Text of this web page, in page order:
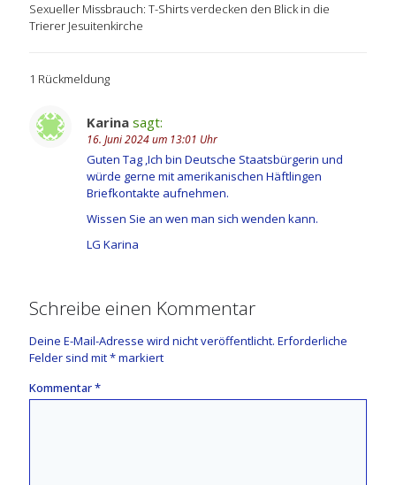
Sexueller Missbrauch: T-Shirts verdecken den Blick in die
Trierer Jesuitenkirche
1 Rückmeldung
Karina sagt:
16. Juni 2024 um 13:01 Uhr
Guten Tag ,Ich bin Deutsche Staatsbürgerin und
würde gerne mit amerikanischen Häftlingen
Briefkontakte aufnehmen.
Wissen Sie an wen man sich wenden kann.
LG Karina
Schreibe einen Kommentar
Deine E-Mail-Adresse wird nicht veröffentlicht. Erforderliche
Felder sind mit*markiert
Kommentar*